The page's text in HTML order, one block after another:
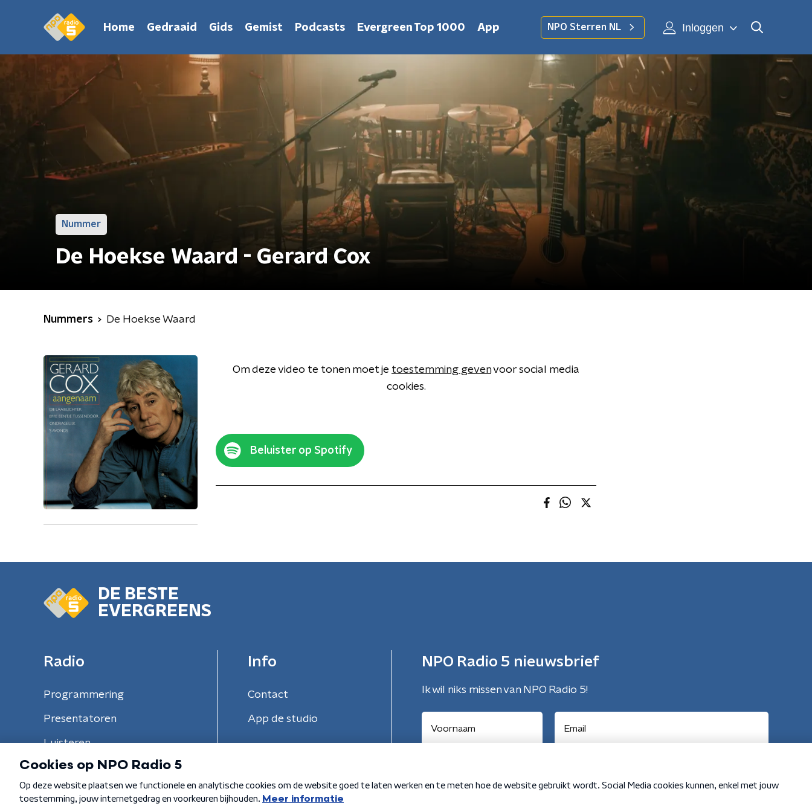
Home Gedraaid Gids Gemist Podcasts Evergreen Top 1000 App NPO Sterren NL Inloggen
Nummer
De Hoekse Waard - Gerard Cox
Nummers De Hoekse Waard
Om deze video te tonen moet je toestemming gevenvoor social media
cookies.
Beluister op Spotify
DE BESTE
EVERGREENS
Radio
Programmering
Presentatoren
Luisteren
Info
Contact
App de studio
NPO Radio 5 nieuwsbrief
Ik wil niks missen van NPO Radio 5!
Algemene voorwaarden Privacybeleid